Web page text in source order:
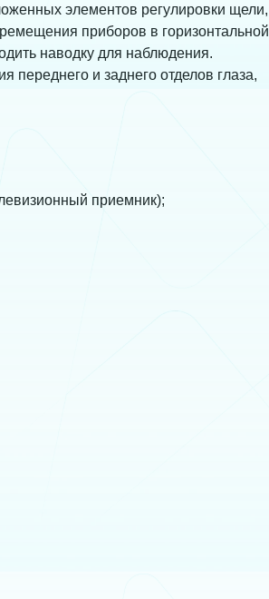
элементов регулировки щели,
приборов в горизонтальной
наводку для наблюдения.
переднего и заднего отделов глаза,
приемник);